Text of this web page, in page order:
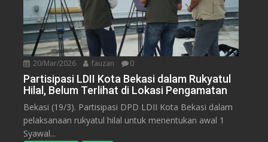
20/Mar/2026 fauzan 0
Partisipasi LDII Kota Bekasi dalam Rukyatul
Hilal, Belum Terlihat di Lokasi Pengamatan
Bekasi (19/3). Partisipasi DPD LDII Kota Bekasi dalam
pelaksanaan rukyatul hilal untuk menentukan awal 1
Syawal...